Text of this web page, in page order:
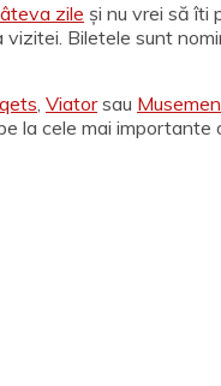
zile și nu vrei să îti
Biletele sunt
, Viatorsau
la cele mai importante